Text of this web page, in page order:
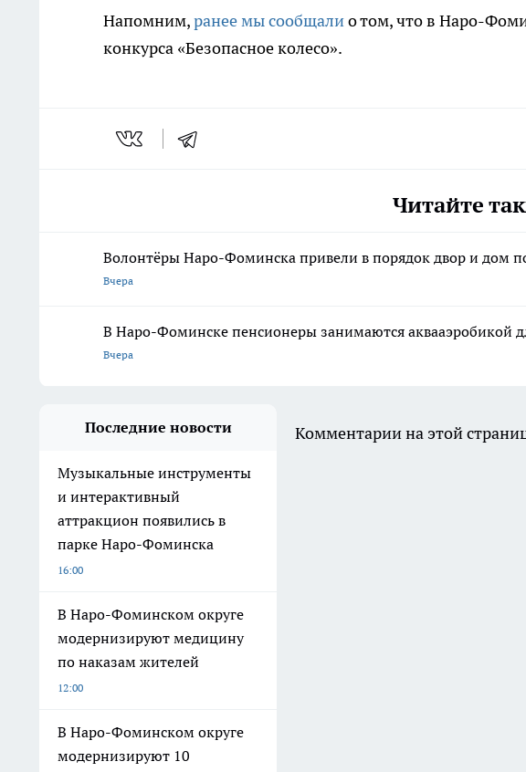
Напомним,ранее мы сообщалио том, что в Наро-
конкурса «Безопасное колесо».
Читайте
Волонтёры Наро-Фоминска привели в порядок двор и дом
Вчера
В Наро-Фоминске пенсионеры занимаются аквааэробикой
Вчера
Последние новости
Музыкальные инструменты
и интерактивный
аттракцион появились в
парке Наро-Фоминска
16:00
В Наро-Фоминском округе
модернизируют медицину
по наказам жителей
12:00
В Наро-Фоминском округе
модернизируют 10
Комментарии на этой